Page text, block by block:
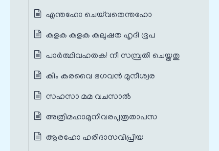
എന്തഹോ ചെയ്‌വതെന്തഹോ
കളക കളക കലുഷത ഹൃദി ഭൂപ
പാർത്ഥിവഹതക! നീ സമ്പ്രതി ചെയ്തതു
കിം കരവൈ ഭഗവൻ മുനീശ്വര
സഹസാ മമ വചസാൽ
അത്രിമഹാമുനിവരപുത്രതാപസ
ആരഹോ ഹരിദാസവിപ്രിയ